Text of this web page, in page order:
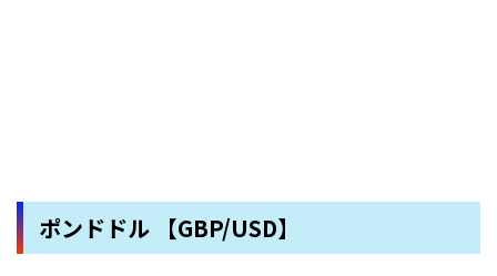
ポンドドル 【GBP/USD】